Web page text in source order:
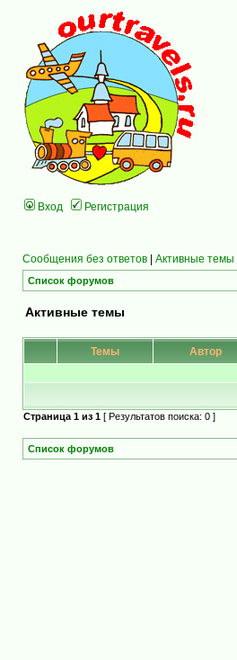
Вход Регистрация
Сообщения без ответов | Активные темы
Список форумов
Активные темы
Темы Автор
Страница 1 из 1 [ Результатов поиска: 0 ]
Список форумов